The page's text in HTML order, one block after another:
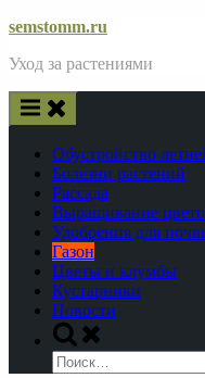
Skip
content
semstomm.ru
Уход за растениями
Обустройство
Болезни растений
Рассада
Выращивание
Удобрения для
Газон
Цветы и клумбы
Кустарники
Новости
Toggle
search
form
Найти: